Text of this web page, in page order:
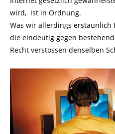
wird, ist in Ordnung.
Was wir allerdings erstaunlich
die eindeutig gegen
Recht verstossen denselben